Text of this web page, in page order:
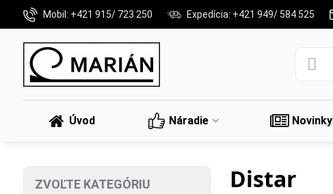
Mobil: +421 915/ 723 250 Expedícia: +421 949/ 584 525
Úvod Náradie Novinky
Distar
ZVOĽTE KATEGÓRIU